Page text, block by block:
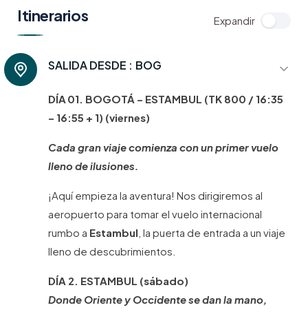
Itinerarios
SALIDA DESDE : BOG
DÍA 01. BOGOTÁ – ESTAMBUL (TK 800 / 16:35
– 16:55 + 1) (viernes)
Cada gran viaje comienza con un primer vuelo
lleno de ilusiones.
¡Aquí empieza la aventura! Nos dirigiremos al
aeropuerto para tomar el vuelo internacional
rumbo a Estambul , la puerta de entrada a un viaje
lleno de descubrimientos.
DÍA 2. ESTAMBUL (sábado)
Donde Oriente y Occidente se dan la mano,